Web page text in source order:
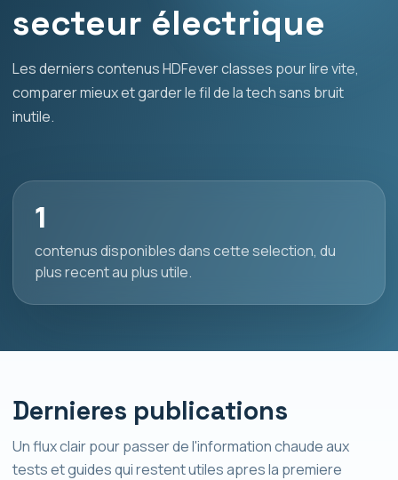
secteur électrique
Les derniers contenus HDFever classes pour lire vite,
comparer mieux et garder le fil de la tech sans bruit
inutile.
1
contenus disponibles dans cette selection, du
plus recent au plus utile.
Dernieres publications
Un flux clair pour passer de l'information chaude aux
tests et guides qui restent utiles apres la premiere